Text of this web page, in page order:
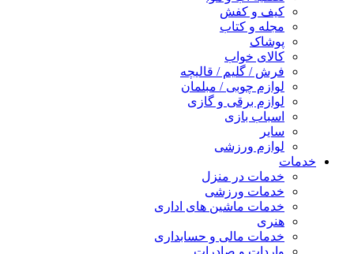
کیف و کفش
مجله و کتاب
پوشاک
کالای خواب
فرش / گلیم / قالیچه
لوازم چوبی / مبلمان
لوازم برقی و گازی
اسباب بازی
سایر
لوازم ورزشی
خدمات
خدمات در منزل
خدمات ورزشی
خدمات ماشین های اداری
هنری
خدمات مالی و حسابداری